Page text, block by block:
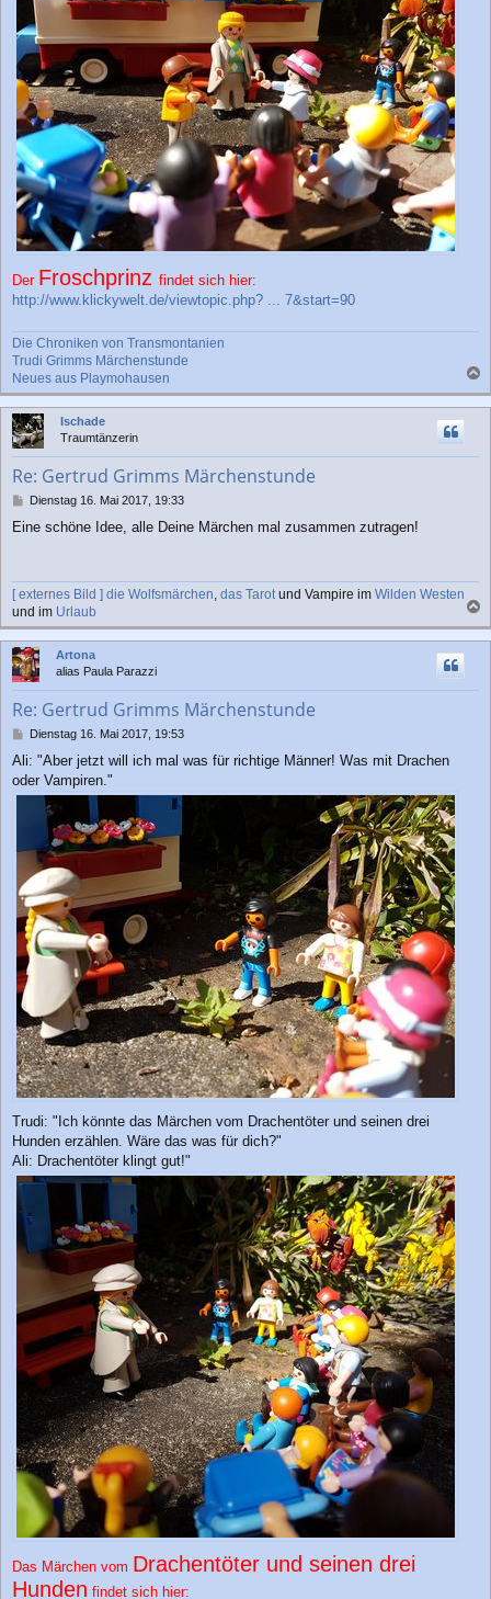
Der Froschprinz findet sich hier:
http://www.klickywelt.de/viewtopic.php? ... 7&start=90
Die Chroniken von Transmontanien
Trudi Grimms Märchenstunde
Neues aus Playmohausen
a
c
Ischade
Traumtänzerin
Re: Gertrud Grimms Märchenstunde
B
i
a
g
Dienstag 16. Mai 2017, 19:33
Eine schöne Idee, alle Deine Märchen mal zusammen zutragen!
[ externes Bild ] die Wolfsmärchen, das Tarotund Vampire im Wilden Westen
und im Urlaub
a
c
Artona
alias Paula Parazzi
Re: Gertrud Grimms Märchenstunde
B
i
t
r
Dienstag 16. Mai 2017, 19:53
Ali: "Aber jetzt will ich mal was für richtige Männer! Was mit Drachen
oder Vampiren."
Trudi: "Ich könnte das Märchen vom Drachentöter und seinen drei
Hunden erzählen. Wäre das was für dich?"
Ali: Drachentöter klingt gut!"
Das Märchen vom Drachentöter und seinen drei
Hunden findet sich hier: